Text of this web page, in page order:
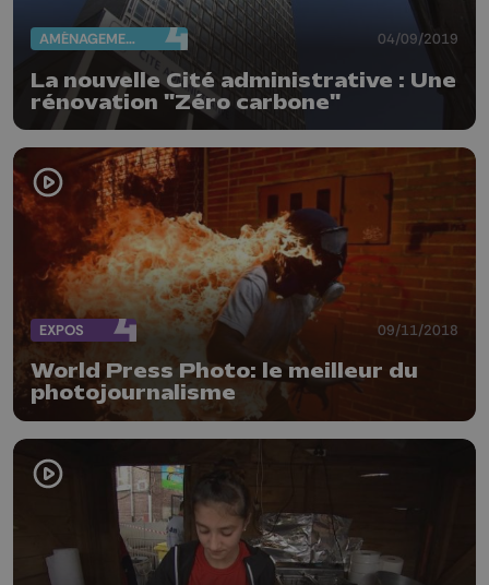
AMÉNAGEMENT DU TERRITOIRE 04/09/2019
La nouvelle Cité administrative : Une
rénovation "Zéro carbone"
EXPOS 09/11/2018
World Press Photo: le meilleur du
photojournalisme